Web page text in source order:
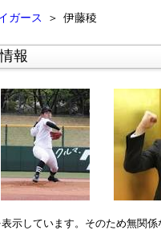
ガース ＞ 伊藤稜
報
示しています。そのため無関係